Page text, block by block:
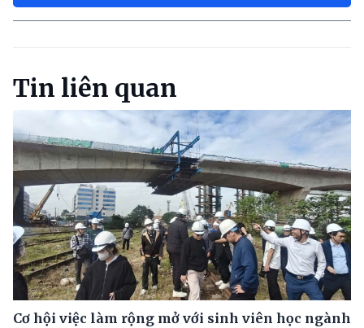
Tin liên quan
Cơ hội việc làm rộng mở với sinh viên học ngành